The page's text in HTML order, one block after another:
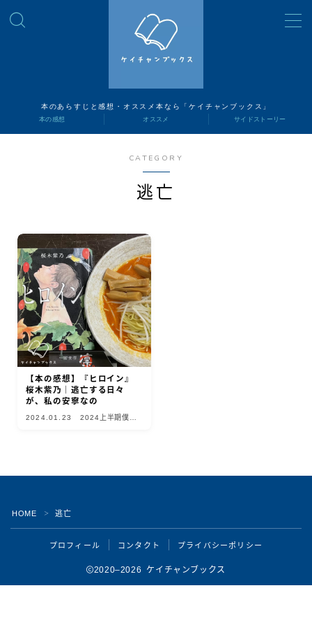
本のあらすじと感想・オススメ本なら「ケイチャンブックス」
本の感想
本の感想 オススメ サイドストーリー
CATEGORY
逃亡
【本の感想】『ヒロイン』
桜木紫乃｜逃亡する日々
が、私の安寧なの
2024.01.23
2024上半期僕的
HOME ＞ 逃亡
プロフィール コンタクト プライバシーポリシー
2020–2026 ケイチャンブックス